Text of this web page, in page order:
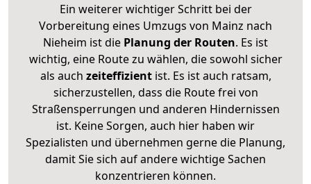
Ein weiterer wichtiger Schritt bei der
Vorbereitung eines Umzugs von Mainz nach
Nieheim ist die Planung der Routen. Es ist
wichtig, eine Route zu wählen, die sowohl sicher
als auch zeiteffizientist. Es ist auch ratsam,
sicherzustellen, dass die Route frei von
Straßensperrungen und anderen Hindernissen
ist. Keine Sorgen, auch hier haben wir
Spezialisten und übernehmen gerne die Planung,
damit Sie sich auf andere wichtige Sachen
konzentrieren können.